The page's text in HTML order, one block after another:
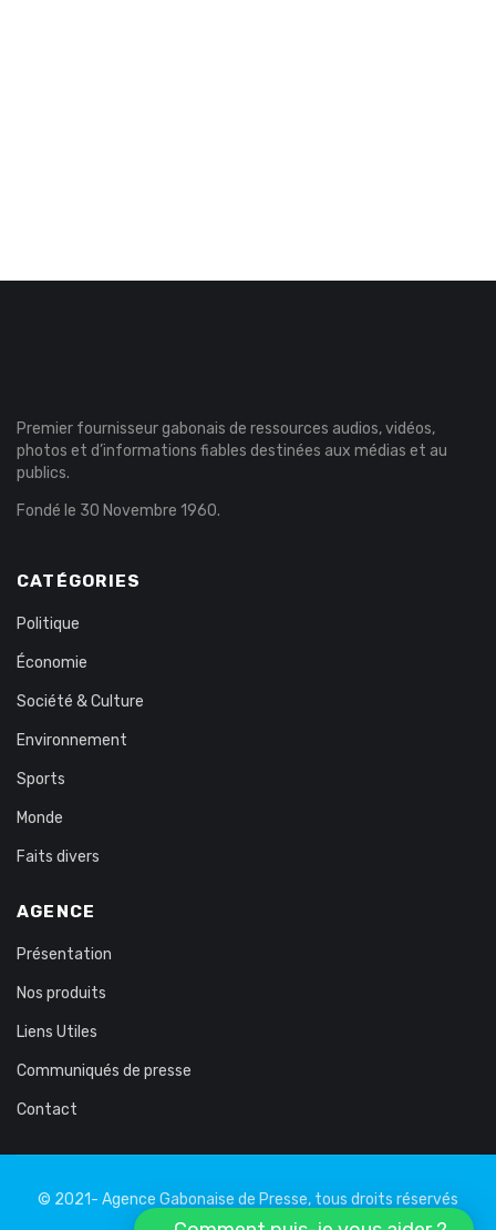
Premier fournisseur gabonais de ressources audios, vidéos,
photos et d’informations fiables destinées aux médias et au
publics.
Fondé le 30 Novembre 1960.
CATÉGORIES
Politique
Économie
Société & Culture
Environnement
Sports
Monde
Faits divers
AGENCE
Présentation
Nos produits
Liens Utiles
Communiqués de presse
Contact
© 2021- Agence Gabonaise de Presse, tous droits réservés